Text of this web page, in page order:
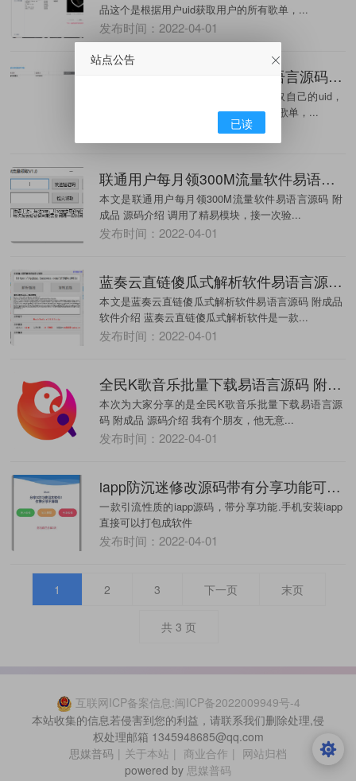
品这个是根据用户uid获取用户的所有歌单，...
发布时间：2022-04-01
网易云音乐歌单解析下载易语言源码 附成品
然后在右上角框框输入uid获取自己全部歌单，...
发布时间：2022-04-01
联通用户每月领300M流量软件易语言源码 附成品
本文是联通用户每月领300M流量软件易语言源码 附
成品 源码介绍 调用了精易模块，接一次验...
发布时间：2022-04-01
蓝奏云直链傻瓜式解析软件易语言源码 附成品
本文是蓝奏云直链傻瓜式解析软件易语言源码 附成品
软件介绍 蓝奏云直链傻瓜式解析软件是一款...
发布时间：2022-04-01
全民K歌音乐批量下载易语言源码 附成品
本次为大家分享的是全民K歌音乐批量下载易语言源
码 附成品 源码介绍 我有个朋友，他无意...
发布时间：2022-04-01
iapp防沉迷修改源码带有分享功能可直接打包
一款引流性质的iapp源码，带分享功能.手机安装iapp
直接可以打包成软件
发布时间：2022-04-01
1 2 3 下一页 末页
共 3 页
互联网ICP备案信息:闽ICP备2022009949号-4
本站收集的信息若侵害到您的利益，请联系我们删除处理,侵
权处理邮箱 1345948685@qq.com
思媒普码 | 关于本站 | 商业合作 | 网站归档
powered by 思媒普码
站点公告
已读